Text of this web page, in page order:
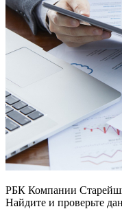
РБК Компании
Найдите и проверьте